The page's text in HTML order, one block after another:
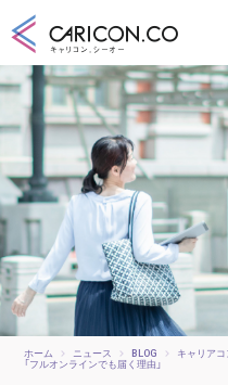
キャリアコンサルタント養成
キャリアコンサルタント更新講
合格講座
キャリコンシーオーとは
キャリアコンサルタントとは
ホーム ニュース BLOG キャリア
「フルオンラインでも届く理由」